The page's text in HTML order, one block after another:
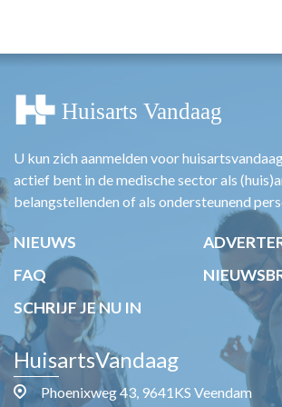
TARIEVEN
MEDISCHE VAKHANDEL
REGISTRATIE
U kun zich aanmelden voor
actief bent in de medische sector als
belangstellenden of als ondersteunend
NIEUWS
FAQ
SCHRIJF JE NU IN
HuisartsVandaag
Phoenixweg 43, 9641KS Veendam